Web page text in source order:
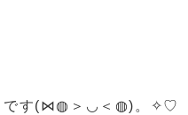
です(⋈◍＞◡＜◍)。✧♡